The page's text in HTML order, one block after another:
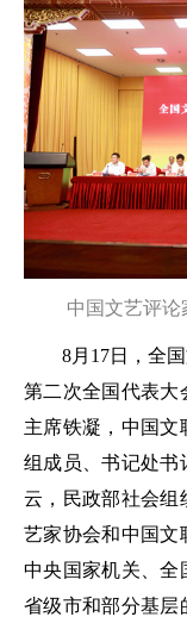
中国文艺评
8月17日，全国
第二次全国代表大
主席铁凝，中国文
组成员、书记处书
云，民政部社会组
艺家协会和中国文
中央国家机关、全
省级市和部分基层